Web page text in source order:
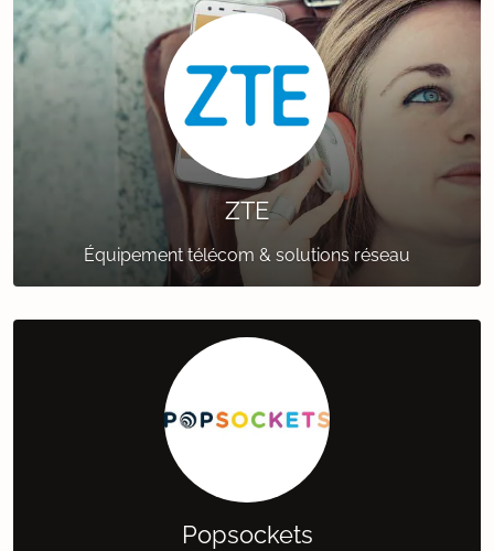
ZTE
Équipement télécom & solutions réseau
Popsockets